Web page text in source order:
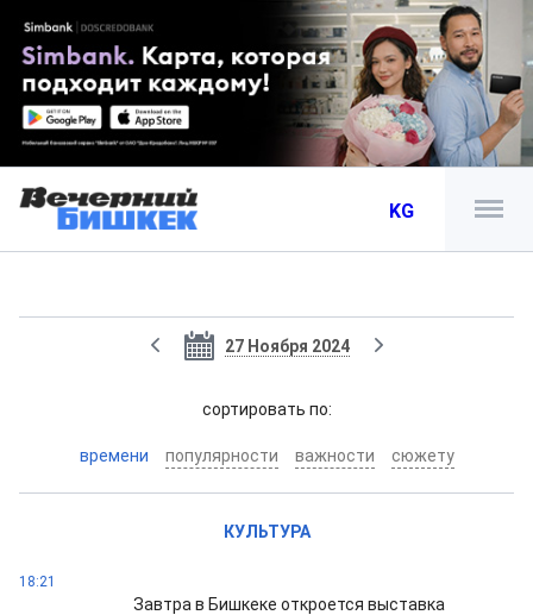
KG
27 Ноября 2024
cортировать по:
времени популярности важности сюжету
КУЛЬТУРА
18:21
Завтра в Бишкеке откроется выставка